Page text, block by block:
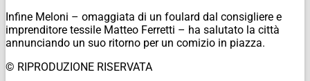
Infine Meloni – omaggiata di un foulard dal consigliere e
imprenditore tessile Matteo Ferretti – ha salutato la città
annunciando un suo ritorno per un comizio in piazza.
© RIPRODUZIONE RISERVATA